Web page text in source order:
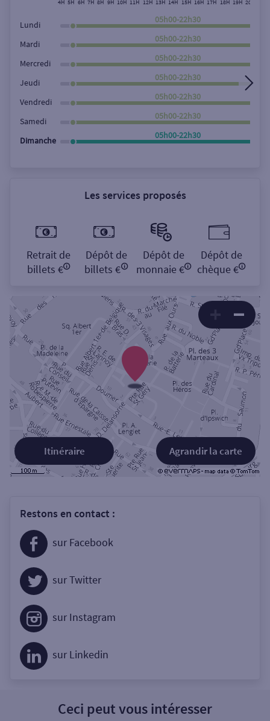
Rechercher
4H 5H 6H 7H 8H 9H 10H 11H 12H 13H 14H 15H 16H 17H 18H 19H 20H
Lundi
05h00-22h30
Mardi
05h00-22h30
Mercredi
05h00-22h30
Jeudi
05h00-22h30
Vendredi
05h00-22h30
Samedi
05h00-22h30
Dimanche
05h00-22h30
Les services proposés
Retrait de
billets €
Dépôt de
billets €
Dépôt de
monnaie €
Dépôt de
chèque €
Agrandir la carte
Itinéraire
Restons en contact :
sur Facebook
sur Twitter
sur Instagram
sur Linkedin
Ceci peut vous intéresser